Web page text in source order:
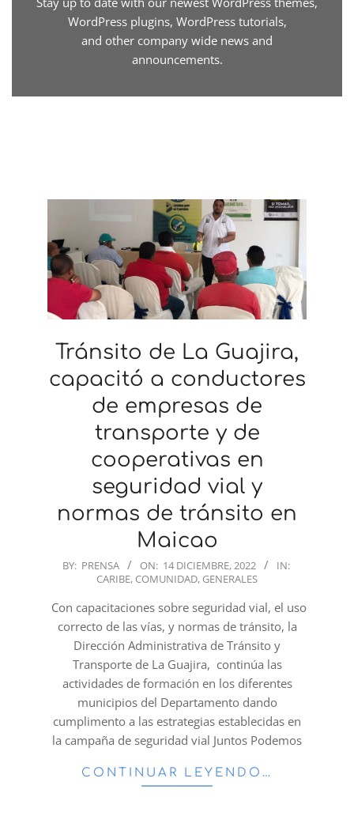
WordPress plugins, WordPress tutorials,
and other company wide news and
announcements.
Tránsito de La Guajira,
capacitó a conductores
de empresas de
transporte y de
cooperativas en
seguridad vial y
normas de tránsito en
Maicao
2022-
14
BY: PRENSA ON: 14 DICIEMBRE, 2022
IN:
CARIBE, COMUNIDAD, GENERALES
Con capacitaciones sobre seguridad vial, el uso
correcto de las vías, y normas de tránsito, la
Dirección Administrativa de Tránsito y
Transporte de La Guajira, continúa las
actividades de formación en los diferentes
municipios del Departamento dando
cumplimento a las estrategias establecidas en
la campaña de seguridad vial Juntos Podemos
CONTINUAR LEYENDO…